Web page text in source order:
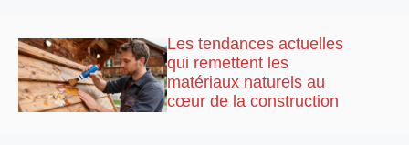
Les tendances actuelles
qui remettent les
matériaux naturels au
cœur de la construction